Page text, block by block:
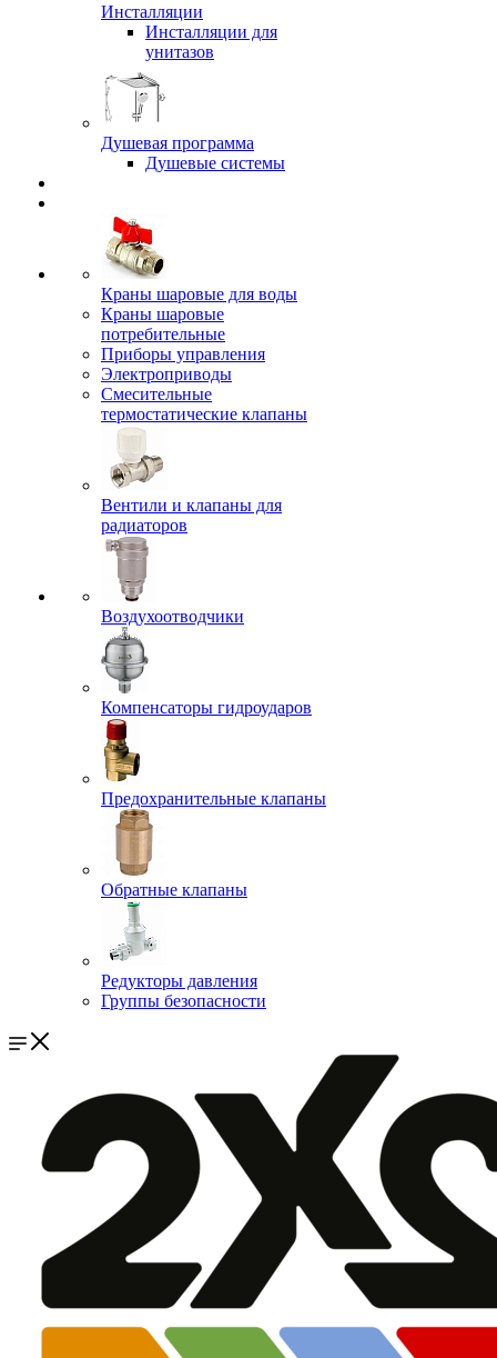
Инсталляции
Инсталляции для
унитазов
Душевая программа
Душевые системы
Краны шаровые для воды
Краны шаровые
потребительные
Приборы управления
Электроприводы
Смесительные
термостатические клапаны
Вентили и клапаны для
радиаторов
Воздухоотводчики
Компенсаторы гидроударов
Предохранительные клапаны
Обратные клапаны
Редукторы давления
Группы безопасности